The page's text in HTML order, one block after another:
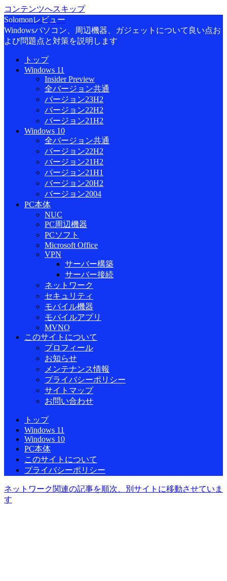
コンテンツへスキップ
Solomonレビュー
Windowsパソコン、周辺機器、ガジェットについて良い点お
よび問題点と対策を説明します
トップ
Windows 11
Insider Preview
全バージョン共通
バージョン23H2
バージョン22H2
バージョン21H2
Windows 10
全バージョン共通
バージョン22H2
バージョン21H2
バージョン21H1
バージョン20H2
バージョン2004
PC本体
NUC
PC周辺機器
PCソフト
Microsoft Office
VPN
サーバー構築
サーバー接続
ネットワーク
セキュリティ
モバイル機器
モバイルアプリ
MVNO
このサイトについて
プロフィール
お知らせ
メンテナンス情報
プライバシーポリシー
サイトマップ
お問い合わせ
トップ
Windows 11
Windows 10
PC本体
このサイトについて
プライバシーポリシー
ネットワーク関連の記事を順次、別サイトに移動させていま
す